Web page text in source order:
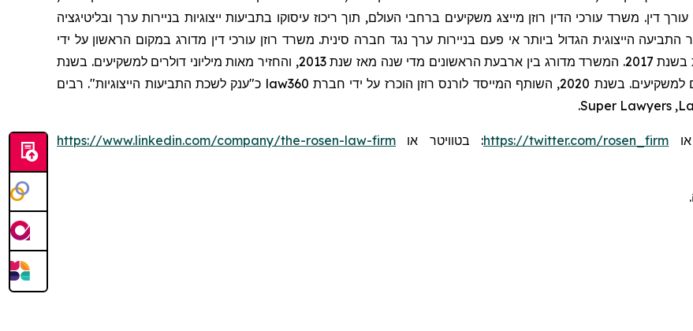
משרד עורכי הדין רוזן מייצג משקיעים ברחבי העולם, תוך ריכוז עיסוקו בתביעות ייצוגיות בניירות ערך ובליטיגציה
הייצוגית הגדול ביותר אי פעם בניירות ערך נגד חברה סינית. משרד רוזן עורכי דין מדורג במקום הראשון על ידי
שרותי תביעה ייצוגית, בגין מספר יישובי תביעות ייצוגיות בשנת 2017. המשרד מדורג בין ארבעת הראשונים מדי שנה מאז שנת 2013, והחזיר מאות מיליוני דולרים למשקיעים. בשנת
law360 כ"ענק לשכת התביעות הייצוגיות". רבים
,
Super Lawyers
.
https://www.linkedin.com/company/the-rosen-law-firm או בטוויטר :https://twitter.com/rosen_firm